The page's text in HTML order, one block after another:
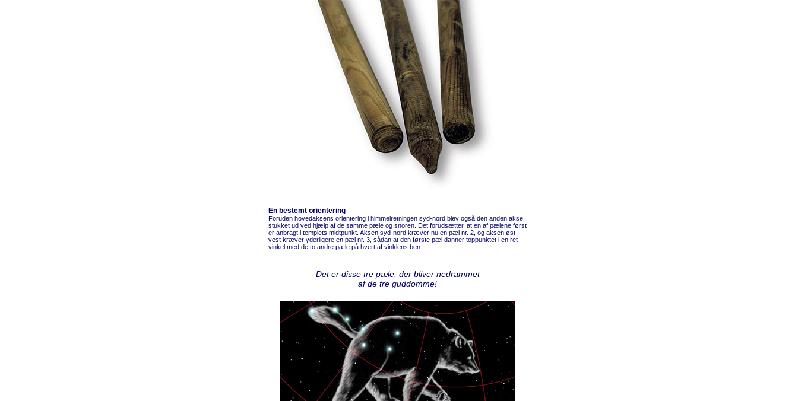
En bestemt orientering
Foruden hovedaksens orientering i himmelretningen syd-nord blev også den anden akse
stukket ud ved hjælp af de samme pæle og snoren. Det forudsætter, at en af pælene først
er anbragt i templets midtpunkt. Aksen syd-nord kræver nu en pæl nr. 2, og aksen øst-
vest kræver yderligere en pæl nr. 3, sådan at den første pæl danner toppunktet i en ret
vinkel med de to andre pæle på hvert af vinklens ben.
Det er disse tre pæle, der bliver nedrammet
af de tre guddomme!